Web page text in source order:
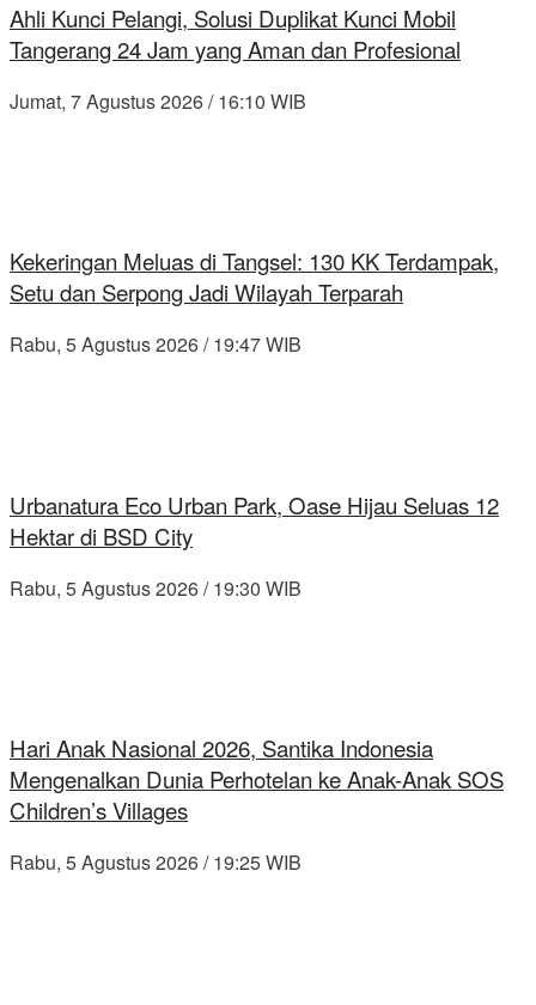
Ahli Kunci Pelangi, Solusi Duplikat Kunci Mobil
Tangerang 24 Jam yang Aman dan Profesional
Jumat, 7 Agustus 2026 / 16:10 WIB
Kekeringan Meluas di Tangsel: 130 KK Terdampak,
Setu dan Serpong Jadi Wilayah Terparah
Rabu, 5 Agustus 2026 / 19:47 WIB
Urbanatura Eco Urban Park, Oase Hijau Seluas 12
Hektar di BSD City
Rabu, 5 Agustus 2026 / 19:30 WIB
Hari Anak Nasional 2026, Santika Indonesia
Mengenalkan Dunia Perhotelan ke Anak-Anak SOS
Children’s Villages
Rabu, 5 Agustus 2026 / 19:25 WIB